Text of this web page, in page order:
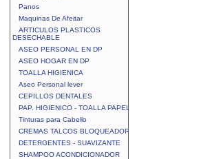
Panos
Maquinas De Afeitar
ARTICULOS PLASTICOS
DESECHABLE
ASEO PERSONAL EN DP
ASEO HOGAR EN DP
TOALLA HIGIENICA
Aseo Personal lever
CEPILLOS DENTALES
PAP. HIGIENICO - TOALLA PAPEL
Tinturas para Cabello
CREMAS TALCOS BLOQUEADOR
DETERGENTES - SUAVIZANTE
SHAMPOO ACONDICIONADOR